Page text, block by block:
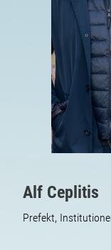
Alf Ceplitis
Prefekt,